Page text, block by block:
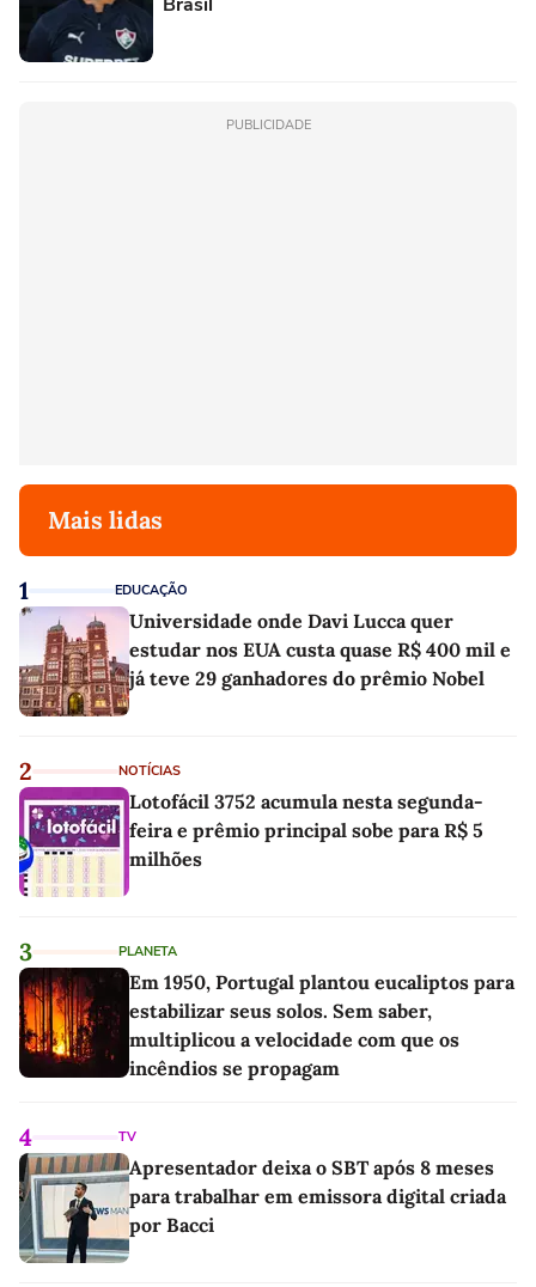
PUBLICIDADE
Mais lidas
1 EDUCAÇÃO
Universidade onde Davi Lucca quer
estudar nos EUA custa quase R$ 400 mil e
já teve 29 ganhadores do prêmio Nobel
2 NOTÍCIAS
Lotofácil 3752 acumula nesta segunda-
feira e prêmio principal sobe para R$ 5
milhões
3 PLANETA
Em 1950, Portugal plantou eucaliptos para
estabilizar seus solos. Sem saber,
multiplicou a velocidade com que os
incêndios se propagam
4 TV
Apresentador deixa o SBT após 8 meses
para trabalhar em emissora digital criada
por Bacci